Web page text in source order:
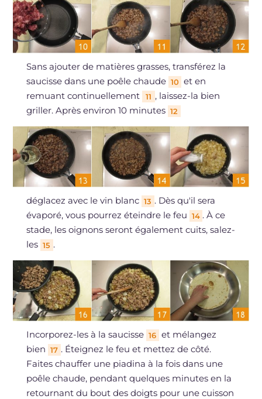
Sans ajouter de matières grasses, transférez la
saucisse dans une poêle chaude 10 et en
remuant continuellement
11 , laissez-la bien
griller. Après environ 10 minutes 12
déglacez avec le vin blanc 13 . Dès qu'il sera
évaporé, vous pourrez éteindre le feu 14 . À ce
stade, les oignons seront également cuits, salez-
les 15 .
Incorporez-les à la saucisse 16 et mélangez
bien 17 . Éteignez le feu et mettez de côté.
Faites chauffer une piadina à la fois dans une
poêle chaude, pendant quelques minutes en la
retournant du bout des doigts pour une cuisson